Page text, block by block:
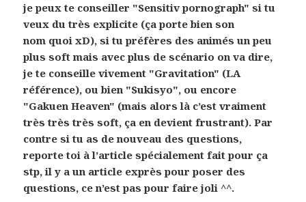
je peux te conseiller "Sensitiv pornograph" si tu
veux du très explicite (ça porte bien son
nom quoi xD), si tu préfères des animés un peu
plus soft mais avec plus de scénario on va dire,
je te conseille vivement "Gravitation" (LA
référence), ou bien "Sukisyo", ou encore
"Gakuen Heaven" (mais alors là c’est vraiment
très très très soft, ça en devient frustrant). Par
contre si tu as de nouveau des questions,
reporte toi à l’article spécialement fait pour ça
stp, il y a un article exprès pour poser des
questions, ce n’est pas pour faire joli ^^.